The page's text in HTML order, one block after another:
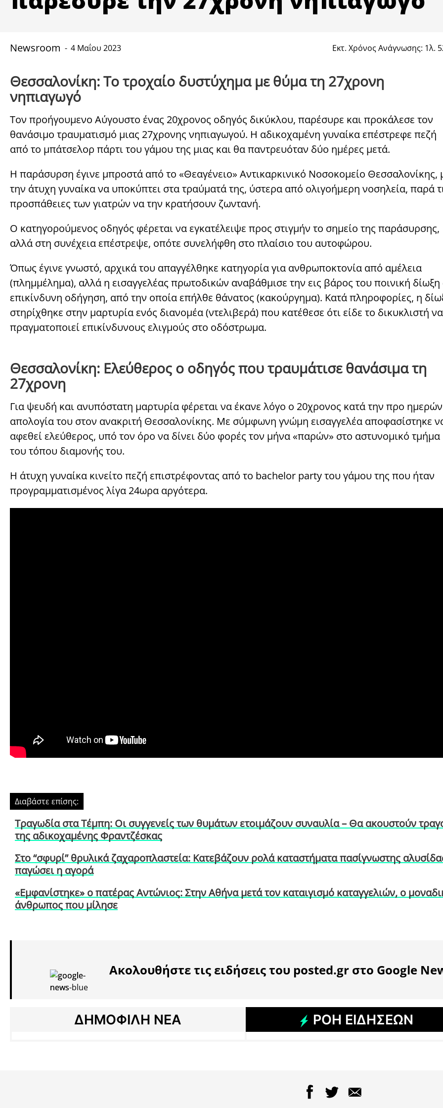
Newsroom 4 Μαΐου 2023 Εκτ. Χρόνος Ανάγνωσης: 1λ.
Θεσσαλονίκη: Το τροχαίο δυστύχημα με θύμα τη 27χρονη
νηπιαγωγό
Τον προήγουμενο Αύγουστο ένας 20χρονος οδηγός δικύκλου, παρέσυρε και προκάλεσε τον
θανάσιμο τραυματισμό μιας 27χρονης νηπιαγωγού. Η αδικοχαμένη γυναίκα επέστρεφε πεζή
από το μπάτσελορ πάρτι του γάμου της μιας και θα παντρευόταν δύο ημέρες μετά.
Η παράσυρση έγινε μπροστά από το «Θεαγένειο» Αντικαρκινικό Νοσοκομείο Θεσσαλονίκης,
την άτυχη γυναίκα να υποκύπτει στα τραύματά της, ύστερα από ολιγοήμερη νοσηλεία, παρά
προσπάθειες των γιατρών να την κρατήσουν ζωντανή.
Ο κατηγορούμενος οδηγός φέρεται να εγκατέλειψε προς στιγμήν το σημείο της παράσυρσης,
αλλά στη συνέχεια επέστρεψε, οπότε συνελήφθη στο πλαίσιο του αυτοφώρου.
Όπως έγινε γνωστό, αρχικά του απαγγέλθηκε κατηγορία για ανθρωποκτονία από αμέλεια
(πλημμέλημα), αλλά η εισαγγελέας πρωτοδικών αναβάθμισε την εις βάρος του ποινική δίωξη
επικίνδυνη οδήγηση, από την οποία επήλθε θάνατος (κακούργημα). Κατά πληροφορίες, η
στηρίχθηκε στην μαρτυρία ενός διανομέα (ντελιβερά) που κατέθεσε ότι είδε το δικυκλιστή να
πραγματοποιεί επικίνδυνους ελιγμούς στο οδόστρωμα.
Θεσσαλονίκη: Ελεύθερος ο οδηγός που τραυμάτισε θανάσιμα τη
27χρονη
Για ψευδή και ανυπόστατη μαρτυρία φέρεται να έκανε λόγο ο 20χρονος κατά την προ ημερών
απολογία του στον ανακριτή Θεσσαλονίκης. Με σύμφωνη γνώμη εισαγγελέα αποφασίστηκε
αφεθεί ελεύθερος, υπό τον όρο να δίνει δύο φορές τον μήνα «παρών» στο αστυνομικό τμήμα
του τόπου διαμονής του.
Η άτυχη γυναίκα κινείτο πεζή επιστρέφοντας από το bachelor party του γάμου της που ήταν
προγραμματισμένος λίγα 24ωρα αργότερα.
Διαβάστε επίσης:
Τραγωδία στα Τέμπη: Οι συγγενείς των θυμάτων ετοιμάζουν συναυλία – Θα ακουστούν
της αδικοχαμένης Φραντζέσκας
Στο “σφυρί” θρυλικά ζαχαροπλαστεία: Κατεβάζουν ρολά καταστήματα πασίγνωστης
παγώσει η αγορά
«Εμφανίστηκε» ο πατέρας Αντώνιος: Στην Αθήνα μετά τον καταιγισμό καταγγελιών, ο
άνθρωπος που μίλησε
Ακολουθήστε τις ειδήσεις του posted.gr στο Google
ΡΟΗ ΕΙΔΗΣΕΩΝ
ΔΗΜΟΦΙΛΗ ΝΕΑ